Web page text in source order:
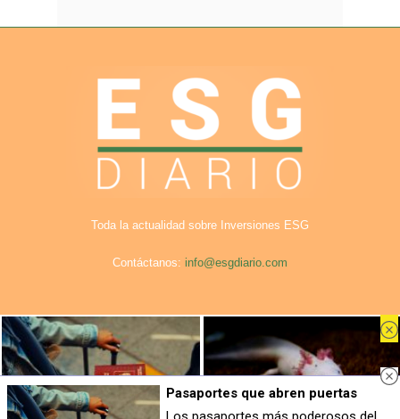
Toda la actualidad sobre Inversiones ESG
Contáctanos: info@esgdiario.com
Aviso Legal Privacidad Cookies
Publicidad en ESG Diario
© COPYRIGHT. Todos los derechos reservados ESG DIario.
Pasaportes que abren puertas